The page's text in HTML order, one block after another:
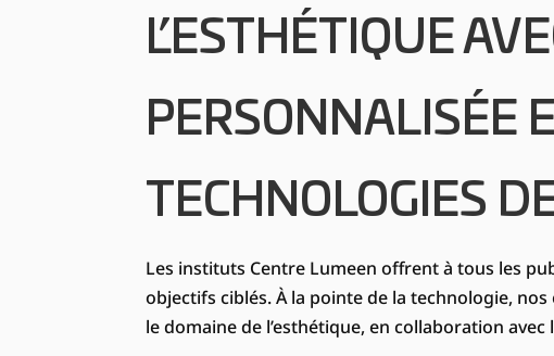
L’ESTHÉTIQUE
PERSONNALISÉE
TECHNOLOGIES
Les instituts Centre Lumeen offrent à tous les
objectifs ciblés. À la pointe de la technologie,
le domaine de l’esthétique, en collaboration avec